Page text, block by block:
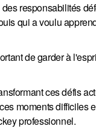
responsabilités
qui a voulu
de garder à
ces défis
moments difficiles
professionnel.